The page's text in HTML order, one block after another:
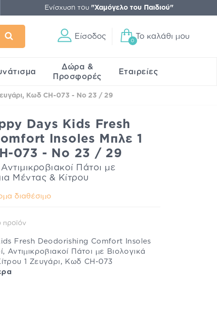
Ενίσχυση του "Χαμόγελο του Παιδιού"
Είσοδος
0
Το καλάθι μου
Δώρα &
Προσφορές
Εταιρείες
Κωδ CH-073 - No 23 / 29
Days Kids Fresh
Insoles Μπλε 1
073 - No 23 / 29
Πάτοι με
Μέντας & Κίτρου
διαθέσιμο
προϊόν
Fresh Deodorishing Comfort Insoles
Αντιμικροβιακοί Πάτοι με Βιολογικά
1 Ζευγάρι, Κωδ CH-073